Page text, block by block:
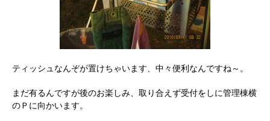
ティッシュなんぞが置けちゃいます、中々便利なんですね～。
まだ有るんですが後のお楽しみ、取り合えず受付をしに管理棟横
のＰに向かいます。